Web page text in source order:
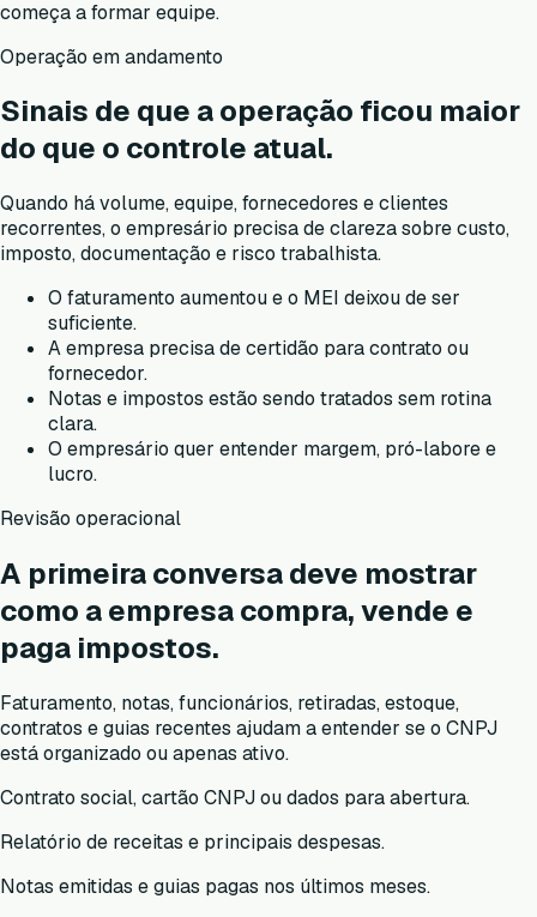
começa a formar equipe.
Operação em andamento
Sinais de que a operação ficou maior
do que o controle atual.
Quando há volume, equipe, fornecedores e clientes
recorrentes, o empresário precisa de clareza sobre custo,
imposto, documentação e risco trabalhista.
O faturamento aumentou e o MEI deixou de ser
suficiente.
A empresa precisa de certidão para contrato ou
fornecedor.
Notas e impostos estão sendo tratados sem rotina
clara.
O empresário quer entender margem, pró-labore e
lucro.
Revisão operacional
A primeira conversa deve mostrar
como a empresa compra, vende e
paga impostos.
Faturamento, notas, funcionários, retiradas, estoque,
contratos e guias recentes ajudam a entender se o CNPJ
está organizado ou apenas ativo.
Contrato social, cartão CNPJ ou dados para abertura.
Relatório de receitas e principais despesas.
Notas emitidas e guias pagas nos últimos meses.